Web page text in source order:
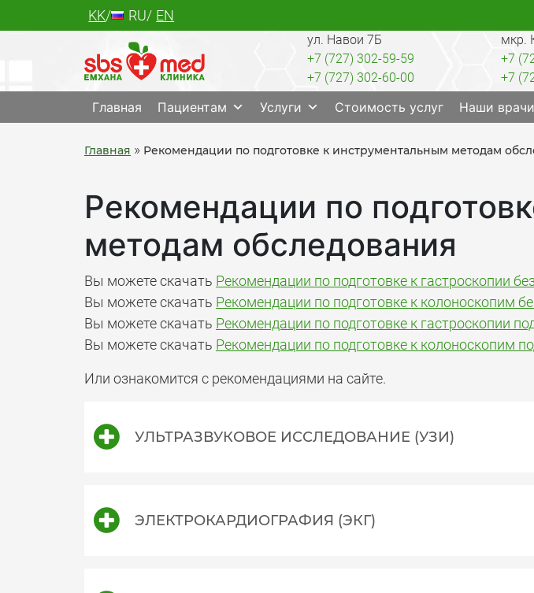
to
KK RU EN
SBS med
Многопрофильный медцентр Алматы, лаборатория, анализы,
ул. Навои 7Б
+7 (727) 302-59-59
+7 (727) 302-60-00
мкр.
+7
+7
Главная Пациентам Услуги Стоимость услуг Наши врачи
Главная » Рекомендации по подготовке к инструментальным методам
Рекомендации по
методам обследования
Вы можете скачать Рекомендации по подготовке к гастроскопии
Вы можете скачать Рекомендации по подготовке к колоноскопим
Вы можете скачать Рекомендации по подготовке к гастроскопии
Вы можете скачать Рекомендации по подготовке к колоноскопим
Или ознакомится с рекомендациями на сайте.
УЛЬТРАЗВУКОВОЕ ИССЛЕДОВАНИЕ (УЗИ)
ЭЛЕКТРОКАРДИОГРАФИЯ (ЭКГ)